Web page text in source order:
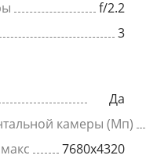
f/2.2
3
Да
камеры (Мп)
7680x4320